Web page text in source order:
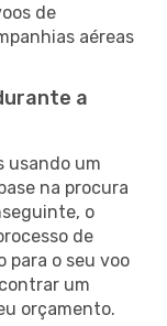
de
aéreas
a
usando um
na procura
o
de
para o seu voo
um
orçamento.